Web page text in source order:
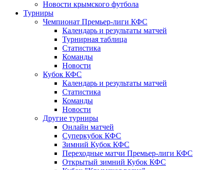
Новости крымского футбола
Турниры
Чемпионат Премьер-лиги КФС
Календарь и результаты матчей
Турнирная таблица
Статистика
Команды
Новости
Кубок КФС
Календарь и результаты матчей
Статистика
Команды
Новости
Другие турниры
Онлайн матчей
Суперкубок КФС
Зимний Кубок КФС
Переходные матчи Премьер-лиги КФС
Открытый зимний Кубок КФС